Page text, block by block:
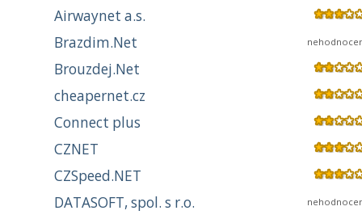
Airwaynet a.s.
Brazdim.Net
Brouzdej.Net
cheapernet.cz
Connect plus
CZNET
CZSpeed.NET
DATASOFT, spol. s r.o.